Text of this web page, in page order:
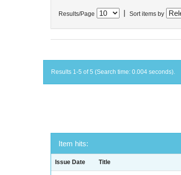
Results/Page Sort items by
Results 1-5 of 5 (Search time: 0.004 seconds).
Item hits:
Issue Date Title